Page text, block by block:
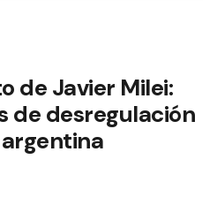
de Javier Milei:
de desregulación